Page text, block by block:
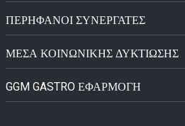
ΠΕΡΉΦΑΝΟΙ ΣΥΝΕΡΓΆΤΕΣ
ΜΈΣΑ ΚΟΙΝΩΝΙΚΉΣ ΔΥΚΤΊΩΣΗΣ
GGM GASTRO ΕΦΑΡΜΟΓΉ